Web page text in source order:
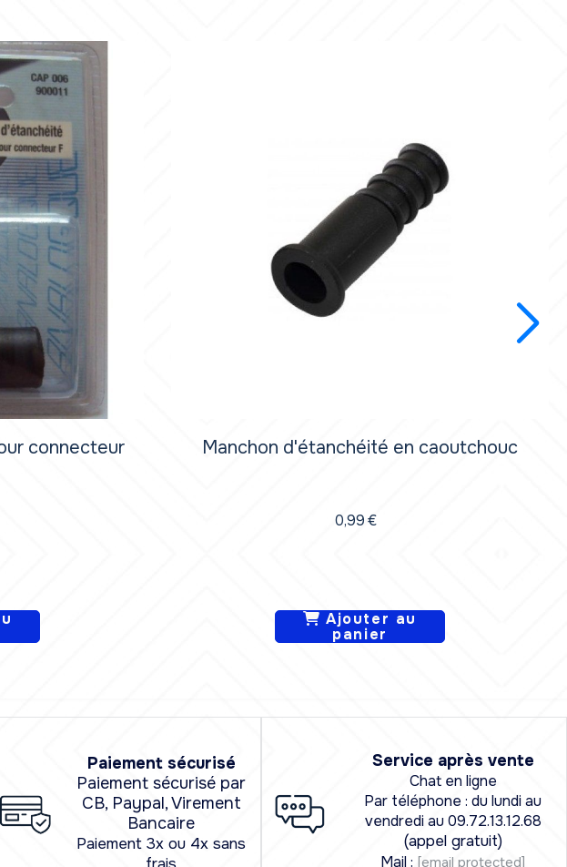
connecteur
Manchon d'étanchéité en caoutchouc
0,99€
Ajouter au
panier
Paiement sécurisé
Paiement sécurisé par
CB, Paypal, Virement
Bancaire
Paiement 3x ou 4x sans
Service après vente
Chat en ligne
Par téléphone : du lundi au
vendredi au 09.72.13.12.68
(appel gratuit)
Mail : [email protected]